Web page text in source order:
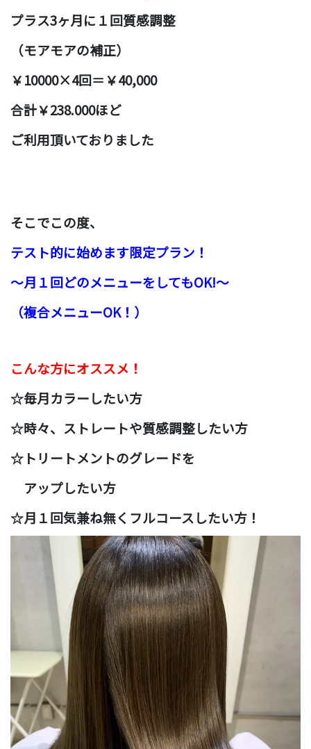
プラス3ヶ月に１回質感調整
（モアモアの補正）
￥10000×4回＝￥40,000
合計￥238.000ほど
ご利用頂いておりました
そこでこの度、
テスト的に始めます限定プラン！
〜月１回どのメニューをしてもOK!〜
（複合メニューOK！）
こんな方にオススメ！
☆毎月カラーしたい方
☆時々、ストレートや質感調整したい方
☆トリートメントのグレードを
アップしたい方
☆月１回気兼ね無くフルコースしたい方！